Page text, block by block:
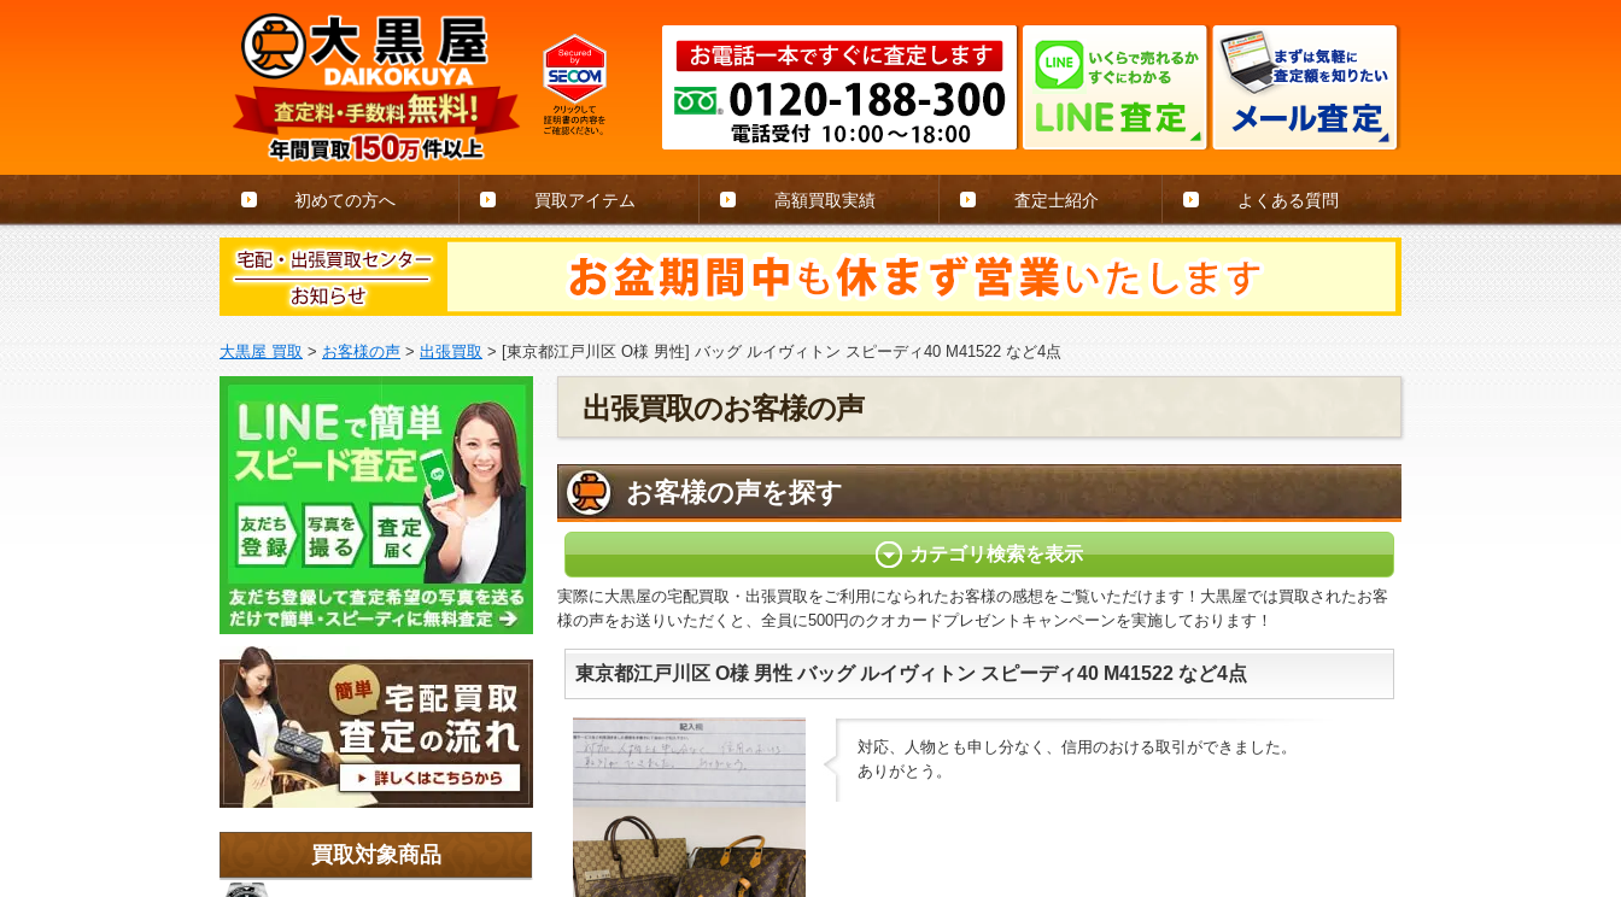
初めての方へ 買取アイテム 高額買取実績 査定士紹介 よくある質問
大黒屋 買取 > お客様の声 > 出張買取 > [東京都江戸川区 O様 男性] バッグ ルイヴィトン スピーディ40 M41522 など4点
出張買取のお客様の声
お客様の声を探す
カテゴリ検索を表示
実際に大黒屋の宅配買取・出張買取をご利用になられたお客様の感想をご覧いただけます！大黒屋では買取されたお客
様の声をお送りいただくと、全員に500円のクオカードプレゼントキャンペーンを実施しております！
東京都江戸川区 O様 男性 バッグ ルイヴィトン スピーディ40 M41522 など4点
対応、人物とも申し分なく、信用のおける取引ができました。
ありがとう。
買取対象商品